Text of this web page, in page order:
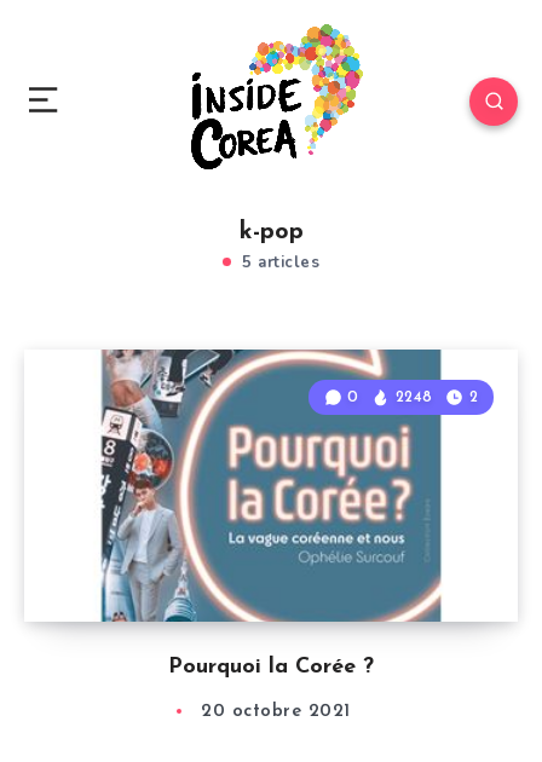
k-pop
5 articles
Pourquoi la Corée ?
0 2248 2
20 octobre 2021